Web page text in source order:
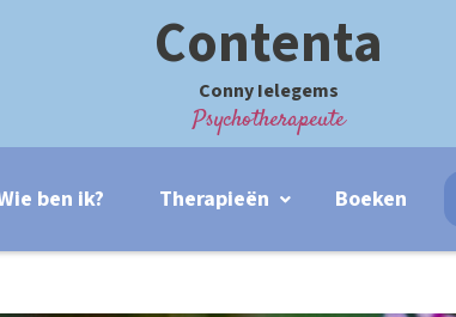
Contenta
Conny Ielegems
Psychotherapeute
ben ik? Therapieën Boeken